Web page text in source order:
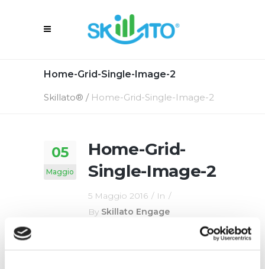
Home-Grid-Single-Image-2
Skillato® / Home-Grid-Single-Image-2
05
Maggio
Home-Grid-
Single-Image-2
5 Maggio 2016
In
By Skillato Engage